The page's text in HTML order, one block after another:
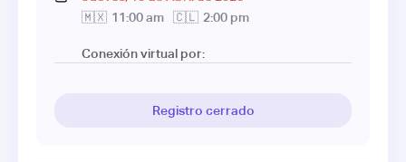
🇲🇽 11:00 am 🇨🇱 2:00 pm
Conexión virtual por:
Registro cerrado